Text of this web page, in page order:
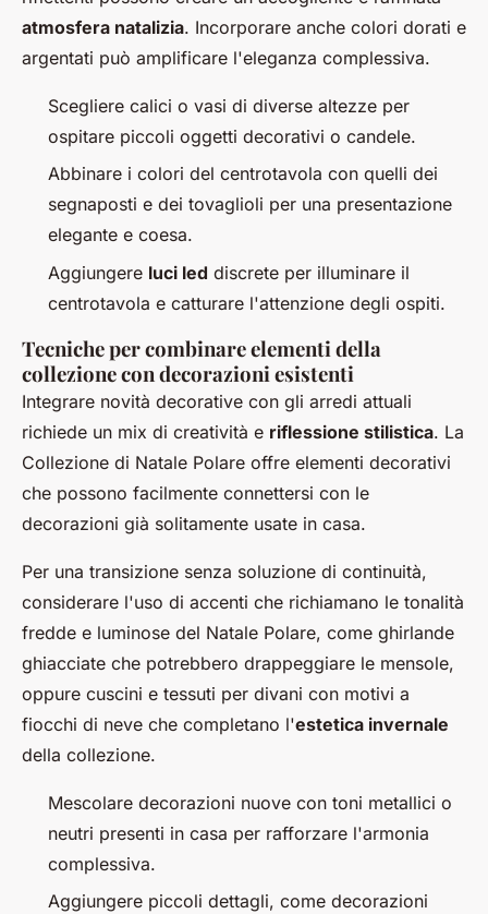
atmosfera natalizia. Incorporare anche colori dorati e
argentati può amplificare l'eleganza complessiva.
Scegliere calici o vasi di diverse altezze per
ospitare piccoli oggetti decorativi o candele.
Abbinare i colori del centrotavola con quelli dei
segnaposti e dei tovaglioli per una presentazione
elegante e coesa.
Aggiungere luci led discrete per illuminare il
centrotavola e catturare l'attenzione degli ospiti.
Tecniche per combinare elementi della
collezione con decorazioni esistenti
Integrare novità decorative con gli arredi attuali
richiede un mix di creatività e riflessione stilistica. La
Collezione di Natale Polare offre elementi decorativi
che possono facilmente connettersi con le
decorazioni già solitamente usate in casa.
Per una transizione senza soluzione di continuità,
considerare l'uso di accenti che richiamano le tonalità
fredde e luminose del Natale Polare, come ghirlande
ghiacciate che potrebbero drappeggiare le mensole,
oppure cuscini e tessuti per divani con motivi a
fiocchi di neve che completano l'estetica invernale
della collezione.
Mescolare decorazioni nuove con toni metallici o
neutri presenti in casa per rafforzare l'armonia
complessiva.
Aggiungere piccoli dettagli, come decorazioni